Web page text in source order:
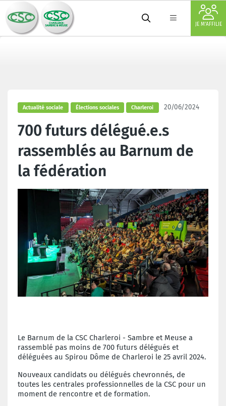
JE M'AFFILIE
Actualité sociale Élections sociales Charleroi 20/06/2024
700 futurs délégué.e.s
rassemblés au Barnum de
la fédération
Le Barnum de la CSC Charleroi - Sambre et Meuse a
rassemblé pas moins de 700 futurs délégués et
déléguées au Spirou Dôme de Charleroi le 25 avril 2024.
Nouveaux candidats ou délégués chevronnés, de
toutes les centrales professionnelles de la CSC pour un
moment de rencontre et de formation.